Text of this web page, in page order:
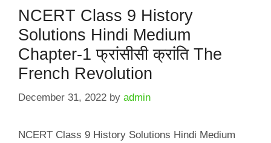
NCERT Class 9 History
Solutions Hindi Medium
Chapter-1 फ्रांसीसी क्रांति The
French Revolution
December 31, 2022 by admin
NCERT Class 9 History Solutions Hindi Medium